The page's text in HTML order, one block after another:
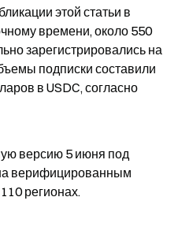
этой статьи в
времени, около 550
зарегистрировались на
подписки составили
в USDC, согласно
версию 5 июня под
верифицированным
регионах.